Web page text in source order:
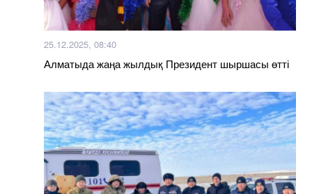
25.12.2025, 08:40
Алматыда жаңа жылдық Президент шыршасы өтті